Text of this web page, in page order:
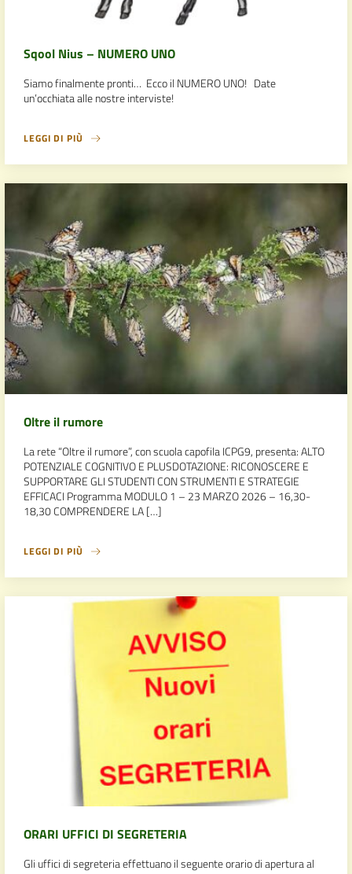
Sqool Nius – NUMERO UNO
Siamo finalmente pronti… Ecco il NUMERO UNO! Date
un’occhiata alle nostre interviste!
LEGGI DI PIÙ
Oltre il rumore
La rete “Oltre il rumore”, con scuola capofila ICPG9, presenta: ALTO
POTENZIALE COGNITIVO E PLUSDOTAZIONE: RICONOSCERE E
SUPPORTARE GLI STUDENTI CON STRUMENTI E STRATEGIE
EFFICACI Programma MODULO 1 – 23 MARZO 2026 – 16,30-
18,30 COMPRENDERE LA […]
LEGGI DI PIÙ
ORARI UFFICI DI SEGRETERIA
Gli uffici di segreteria effettuano il seguente orario di apertura al